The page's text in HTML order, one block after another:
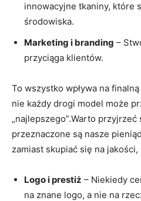
innowacyjne tkaniny, które
środowiska.
Marketing i branding –
przyciąga klientów.
To wszystko wpływa na
nie⁤ każdy drogi model może
„najlepszego”.Warto
przeznaczone są nasze
zamiast skupiać się na jakości,
Logo i⁤ prestiż – Niekiedy
na znane logo, a nie na